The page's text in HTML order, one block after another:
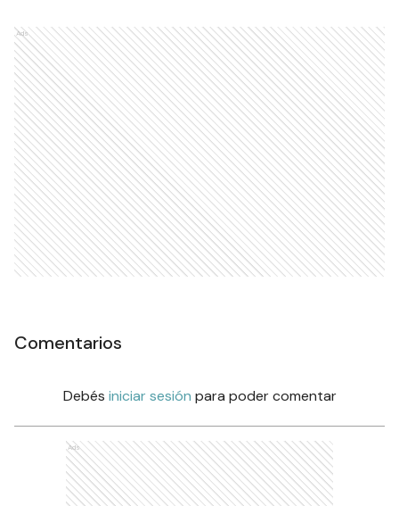
Ads
Comentarios
Debés iniciar sesión para poder comentar
Ads